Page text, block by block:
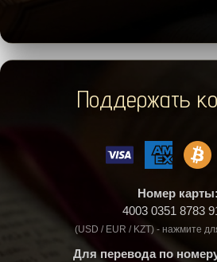
Поддержать
Номер карты:
4003 0351 8783
(USD / EUR / KZT) - нажмите
Для перевода по